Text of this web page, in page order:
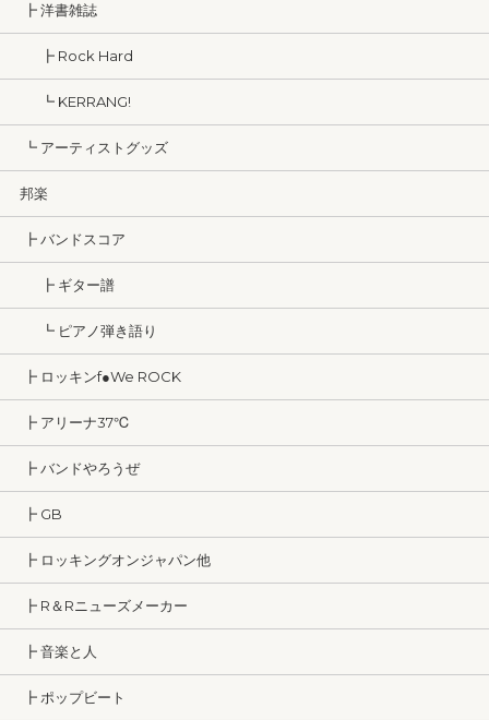
┣ 洋書雑誌
┣ Rock Hard
┗ KERRANG!
┗ アーティストグッズ
邦楽
┣ バンドスコア
┣ ギター譜
┗ ピアノ弾き語り
┣ ロッキンf●We ROCK
┣ アリーナ37℃
┣ バンドやろうぜ
┣ GB
┣ ロッキングオンジャパン他
┣ R＆Rニューズメーカー
┣ 音楽と人
┣ ポップビート